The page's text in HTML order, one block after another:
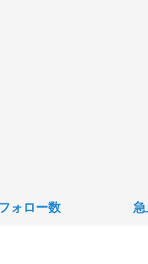
フォロー数